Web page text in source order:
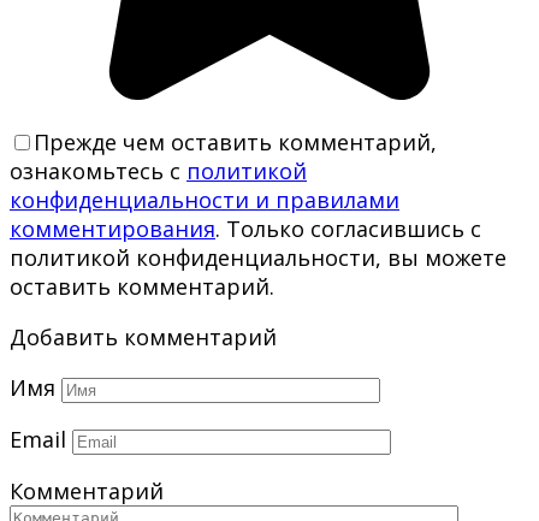
Прежде чем оставить комментарий,
ознакомьтесь с политикой
конфиденциальности и правилами
комментирования. Только согласившись с
политикой конфиденциальности, вы можете
оставить комментарий.
Добавить комментарий
Имя
Email
Комментарий